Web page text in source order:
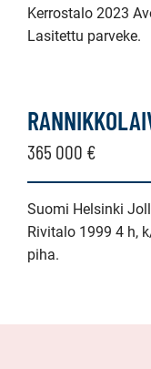
Kerrostalo 2023
Lasitettu parveke.
365 000 €
Suomi Helsinki
Rivitalo 1999 4 h,
piha.